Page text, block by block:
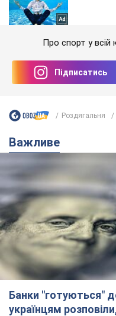
Про спорт у всій
Підписатись
Роздягальня
Важливе
Банки "готуються"
українцям